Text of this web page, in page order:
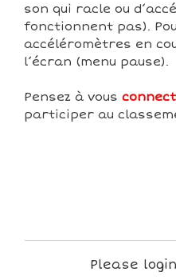
son qui racle ou
fonctionnent pas).
accéléromètres en
l’écran (menu pause).
Pensez à vous
participer au
Please